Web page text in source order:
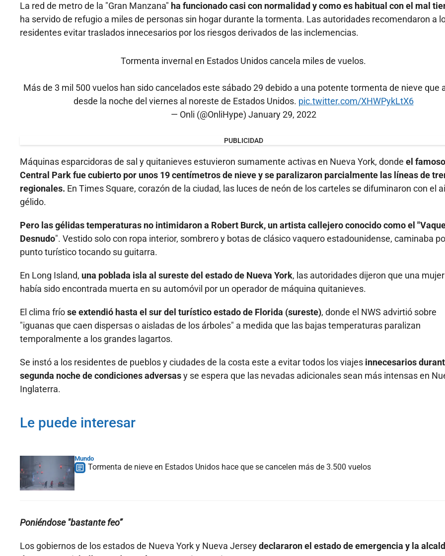
La red de metro de la "Gran Manzana" ha funcionado casi con normalidad y como es habitual con el mal
ha servido de refugio a miles de personas sin hogar durante la tormenta. Las autoridades recomendaron a
residentes evitar traslados innecesarios por los riesgos derivados de las inclemencias.
Tormenta invernal en Estados Unidos cancela miles de vuelos.
Más de 3 mil 500 vuelos han sido cancelados este sábado 29 debido a una potente tormenta de nieve que
desde la noche del viernes al noreste de Estados Unidos. pic.twitter.com/XHWPykLtX6
— Onli (@OnliHype) January 29, 2022
PUBLICIDAD
Máquinas esparcidoras de sal y quitanieves estuvieron sumamente activas en Nueva York, donde el famoso
Central Park fue cubierto por unos 19 centímetros de nieve y se paralizaron parcialmente las líneas de
regionales. En Times Square, corazón de la ciudad, las luces de neón de los carteles se difuminaron con el
gélido.
Pero las gélidas temperaturas no intimidaron a Robert Burck, un artista callejero conocido como el
Desnudo". Vestido solo con ropa interior, sombrero y botas de clásico vaquero estadounidense, caminaba
punto turístico tocando su guitarra.
En Long Island, una poblada isla al sureste del estado de Nueva York, las autoridades dijeron que una mujer
había sido encontrada muerta en su automóvil por un operador de máquina quitanieves.
El clima fríose extendió hasta el sur del turístico estado de Florida (sureste), donde el NWS advirtió sobre
"iguanas que caen dispersas o aisladas de los árboles" a medida que las bajas temperaturas paralizan
temporalmente a los grandes lagartos.
Se instó a los residentes de pueblos y ciudades de la costa este a evitar todos los viajes innecesarios
segunda noche de condiciones adversasy se espera que las nevadas adicionales sean más intensas en
Inglaterra.
Le puede interesar
Mundo
Tormenta de nieve en Estados Unidos hace que se cancelen más de 3.500 vuelos
Poniéndose "bastante feo”
Los gobiernos de los estados de Nueva York y Nueva Jerseydeclararon el estado de emergencia y la